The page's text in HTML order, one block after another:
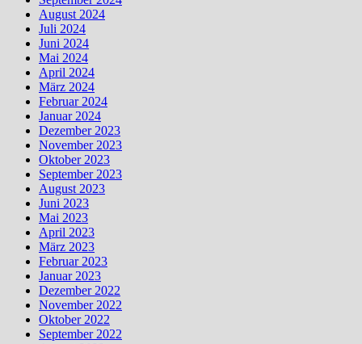
August 2024
Juli 2024
Juni 2024
Mai 2024
April 2024
März 2024
Februar 2024
Januar 2024
Dezember 2023
November 2023
Oktober 2023
September 2023
August 2023
Juni 2023
Mai 2023
April 2023
März 2023
Februar 2023
Januar 2023
Dezember 2022
November 2022
Oktober 2022
September 2022